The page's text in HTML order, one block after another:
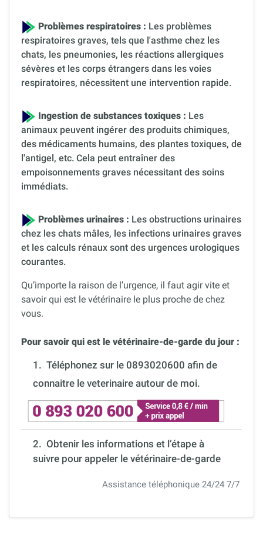
Problèmes respiratoires : Les problèmes
respiratoires graves, tels que l'asthme chez les
chats, les pneumonies, les réactions allergiques
sévères et les corps étrangers dans les voies
respiratoires, nécessitent une intervention rapide.
Ingestion de substances toxiques : Les
animaux peuvent ingérer des produits chimiques,
des médicaments humains, des plantes toxiques, de
l'antigel, etc. Cela peut entraîner des
empoisonnements graves nécessitant des soins
immédiats.
Problèmes urinaires : Les obstructions urinaires
chez les chats mâles, les infections urinaires graves
et les calculs rénaux sont des urgences urologiques
courantes.
Qu’importe la raison de l’urgence, il faut agir vite et
savoir qui est le vétérinaire le plus proche de chez
vous.
Pour savoir qui est le vétérinaire-de-garde du jour :
1. Téléphonez sur le 0893020600 afin de
connaitre le veterinaire autour de moi.
2. Obtenir les informations et l’étape à
suivre pour appeler le vétérinaire-de-garde
Assistance téléphonique 24/24 7/7